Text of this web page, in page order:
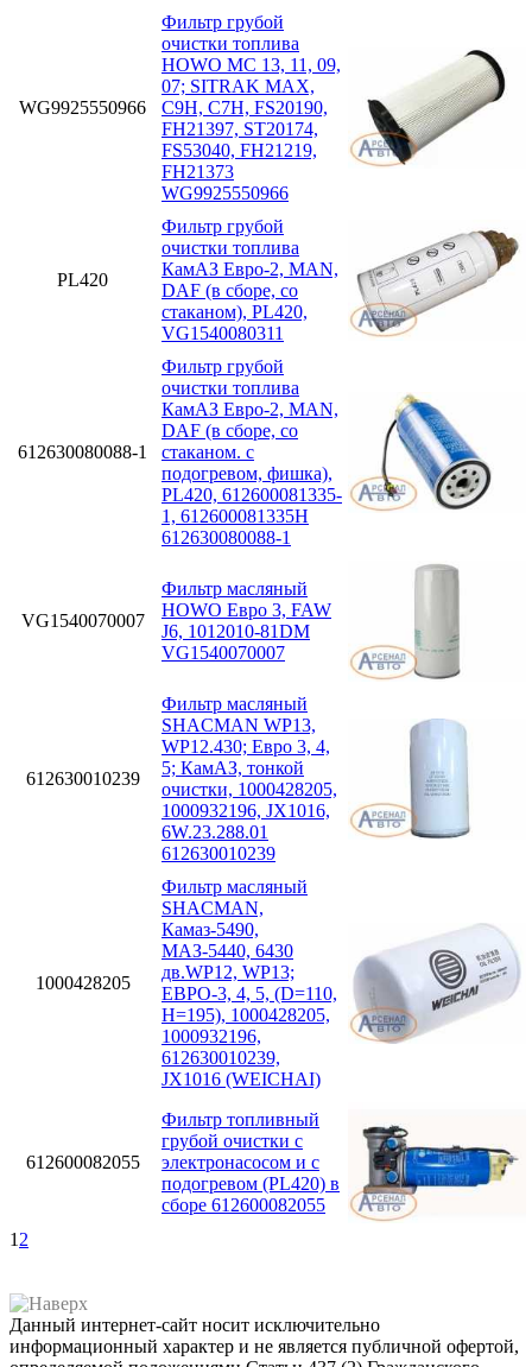
WG9925550966
Фильтр грубой
очистки топлива
HOWO MC 13, 11, 09,
07; SITRAK MAX,
C9H, C7H, FS20190,
FH21397, ST20174,
FS53040, FH21219,
FH21373
WG9925550966
PL420
Фильтр грубой
очистки топлива
КамАЗ Евро-2, MAN,
DAF (в сборе, со
стаканом), PL420,
VG1540080311
612630080088-1
Фильтр грубой
очистки топлива
КамАЗ Евро-2, MAN,
DAF (в сборе, со
стаканом. с
подогревом, фишка),
PL420, 612600081335-
1, 612600081335H
612630080088-1
VG1540070007
Фильтр масляный
HOWO Евро 3, FAW
J6, 1012010-81DM
VG1540070007
612630010239
Фильтр масляный
SHACMAN WP13,
WP12.430; Eвро 3, 4,
5; КамАЗ, тонкой
очистки, 1000428205,
1000932196, JX1016,
6W.23.288.01
612630010239
1000428205
Фильтр масляный
SHACMAN,
Камаз-5490,
МАЗ-5440, 6430
дв.WP12, WP13;
ЕВРО-3, 4, 5, (D=110,
H=195), 1000428205,
1000932196,
612630010239,
JX1016 (WEICHAI)
612600082055
Фильтр топливный
грубой очистки с
электронасосом и с
подогревом (PL420) в
сборе 612600082055
1 2
Данный интернет-сайт носит исключительно
информационный характер и не является публичной офертой,